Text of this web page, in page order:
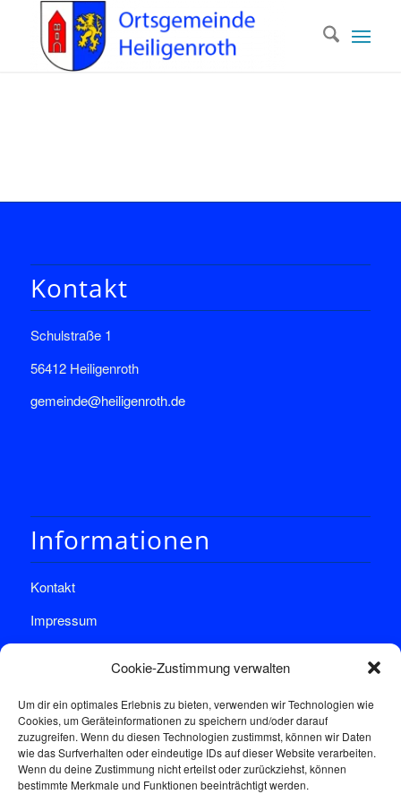
Cookie-Zustimmung verwalten
Um dir ein optimales Erlebnis zu bieten, verwenden wir Technologien wie
Cookies, um Geräteinformationen zu speichern und/oder darauf
zuzugreifen. Wenn du diesen Technologien zustimmst, können wir Daten
wie das Surfverhalten oder eindeutige IDs auf dieser Website verarbeiten.
Wenn du deine Zustimmung nicht erteilst oder zurückziehst, können
bestimmte Merkmale und Funktionen beeinträchtigt werden.
Kontakt
Schulstraße 1
56412 Heiligenroth
gemeinde@heiligenroth.de
Informationen
Kontakt
Impressum
Sprechstunde